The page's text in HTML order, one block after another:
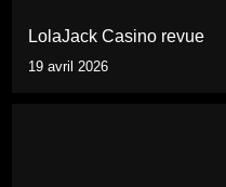
LolaJack Casino revue
19 avril 2026